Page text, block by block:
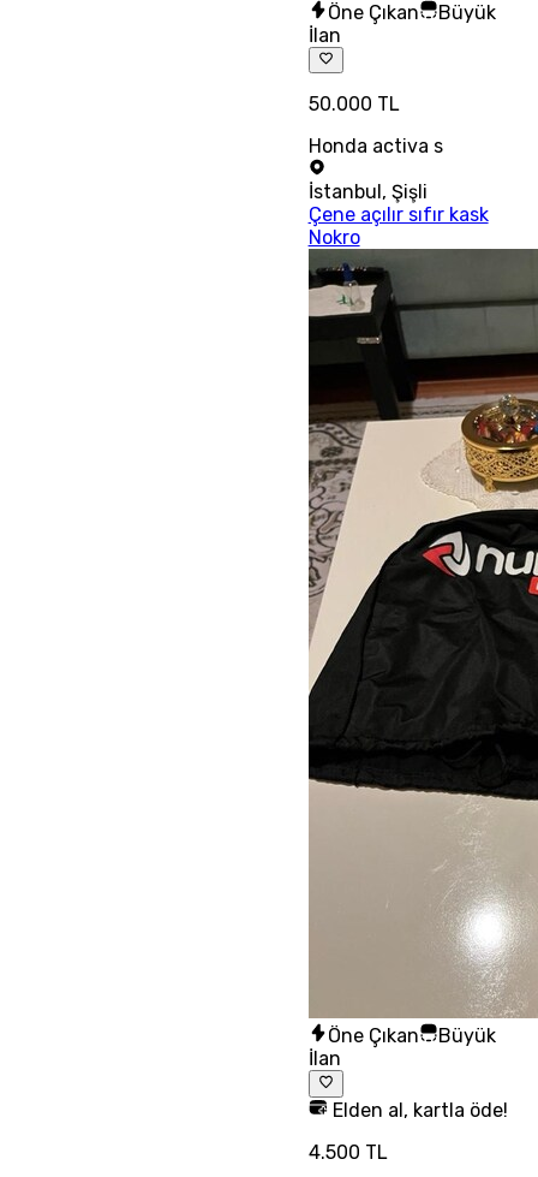
Öne Çıkan
Büyük
İlan
50.000 TL
Honda activa s
İstanbul , Şişli
Çene açılır sıfır kask
Nokro
Öne Çıkan
Büyük
İlan
Elden al, kartla öde!
4.500 TL